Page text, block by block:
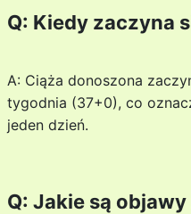
Q: Kiedy zaczyna
A: Ciąża donoszona
tygodnia (37+0), co
jeden dzień.
Q: Jakie są